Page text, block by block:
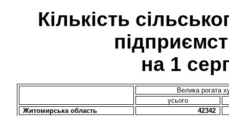
Кількість
на 1
Велика рогата
усього
Житомирська область
42342